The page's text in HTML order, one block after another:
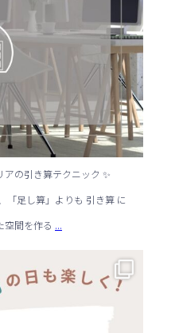
の引き算テクニック ✨
「足し算」よりも 引き算 に
空間を作る ...
る遊びアイデア 🌈